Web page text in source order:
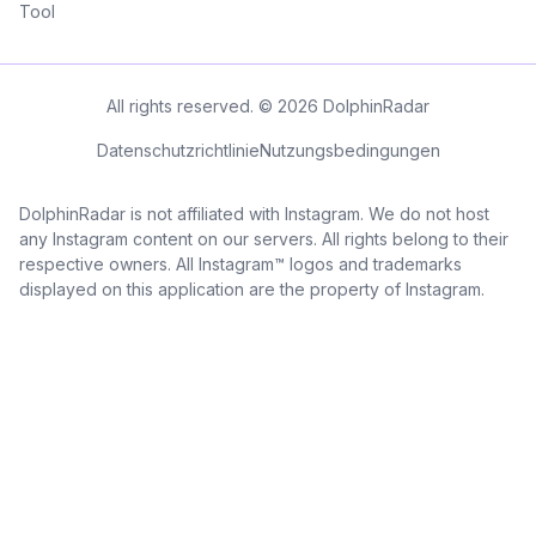
Tool
All rights reserved. © 2026 DolphinRadar
DatenschutzrichtlinieNutzungsbedingungen
DolphinRadar is not affiliated with Instagram. We do not host
any Instagram content on our servers. All rights belong to their
respective owners. All Instagram™ logos and trademarks
displayed on this application are the property of Instagram.